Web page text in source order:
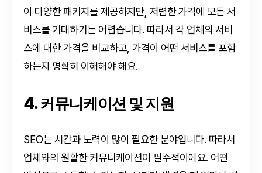
이 다양한 패키지를 제공하지만, 저렴한 가격에 모든 서
비스를 기대하기는 어렵습니다. 따라서 각 업체의 서비
스에 대한 가격을 비교하고, 가격이 어떤 서비스를 포함
하는지 명확히 이해해야 해요.
4. 커뮤니케이션 및 지원
SEO는 시간과 노력이 많이 필요한 분야입니다. 따라서
업체와의 원활한 커뮤니케이션이 필수적이에요. 어떤